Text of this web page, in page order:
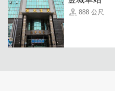
空间开阔采光良好并配置插座
贩售超好看的帆布袋等周边。
集都有完善机能与服务！
888 公尺